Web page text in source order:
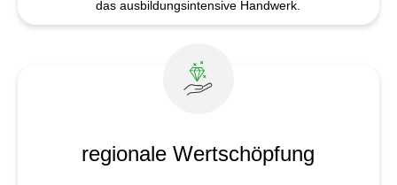
das ausbildungsintensive Handwerk.
regionale Wert­schöpfung